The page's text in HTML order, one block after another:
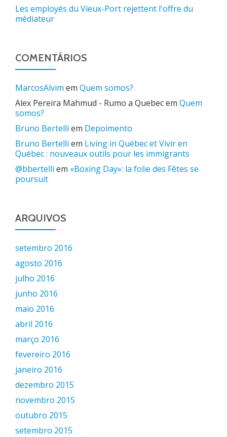
Les employés du Vieux-Port rejettent l'offre du
médiateur
COMENTÁRIOS
MarcosAlvim em Quem somos?
Alex Pereira Mahmud - Rumo a Quebecem Quem
somos?
Bruno Bertelli em Depoimento
Bruno Bertelli em Living in Québec et Vivir en
Québec : nouveaux outils pour les immigrants
@bbertelli em «Boxing Day»: la folie des Fêtes se
poursuit
ARQUIVOS
setembro 2016
agosto 2016
julho 2016
junho 2016
maio 2016
abril 2016
março 2016
fevereiro 2016
janeiro 2016
dezembro 2015
novembro 2015
outubro 2015
setembro 2015